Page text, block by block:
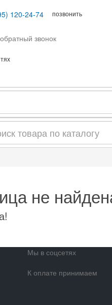
120-24-74 позвонить
звонок
не
Мы в соцсетях
К оплате принимаем